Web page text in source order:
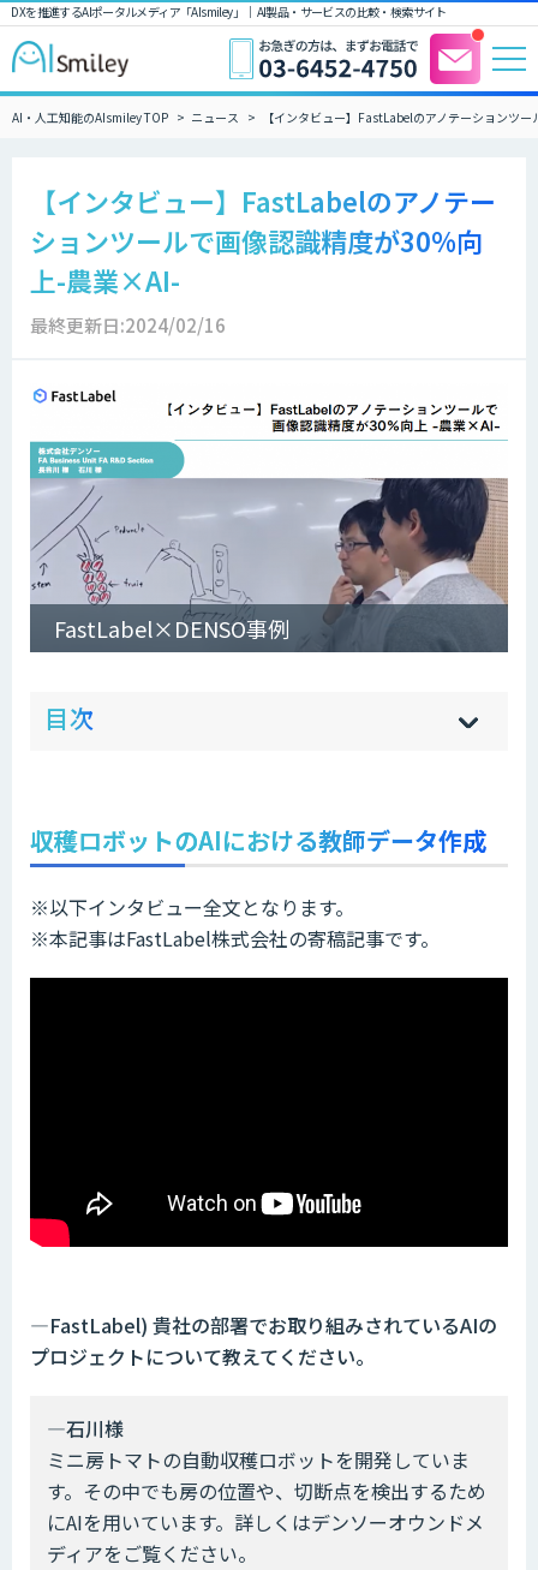
DXを推進するAIポータルメディア「AIsmiley」｜ AI製品・サービスの比較・検索サイト
AI・人工知能のAIsmiley TOP ニュース 【インタビュー】FastLabelのアノテーションツ
【インタビュー】FastLabelのアノテー
ションツールで画像認識精度が30%向
上-農業×AI-
最終更新日:2024/02/16
FastLabel×DENSO事例
目次 hi
]
sh
]
収穫ロボットのAIにおける教師データ作成
※以下インタビュー全文となります。
※本記事はFastLabel株式会社の寄稿記事です。
―FastLabel) 貴社の部署でお取り組みされているAIの
プロジェクトについて教えてください。
―石川様
ミニ房トマトの自動収穫ロボットを開発していま
す。その中でも房の位置や、切断点を検出するため
にAIを用いています。詳しくはデンソーオウンドメ
ディアをご覧ください。